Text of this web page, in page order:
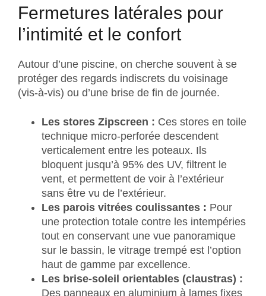
Fermetures latérales pour
l’intimité et le confort
Autour d’une piscine, on cherche souvent à se
protéger des regards indiscrets du voisinage
(vis-à-vis) ou d’une brise de fin de journée.
Les stores Zipscreen : Ces stores en toile
technique micro-perforée descendent
verticalement entre les poteaux. Ils
bloquent jusqu’à 95% des UV, filtrent le
vent, et permettent de voir à l’extérieur
sans être vu de l’extérieur.
Les parois vitrées coulissantes : Pour
une protection totale contre les intempéries
tout en conservant une vue panoramique
sur le bassin, le vitrage trempé est l’option
haut de gamme par excellence.
Les brise-soleil orientables (claustras) :
Des panneaux en aluminium à lames fixes